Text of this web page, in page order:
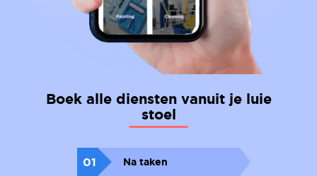
Boek alle diensten vanuit je luie
stoel
01 Na taken